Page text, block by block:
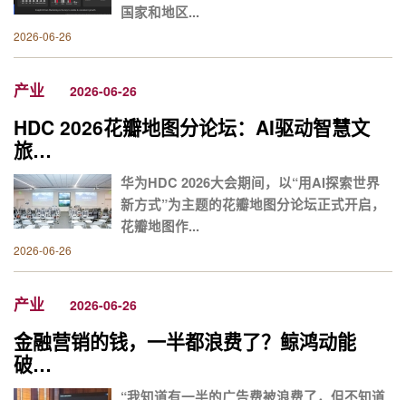
国家和地区...
2026-06-26
产业 2026-06-26
HDC 2026花瓣地图分论坛：AI驱动智慧文
旅…
华为HDC 2026大会期间，以“用AI探索世界
新方式”为主题的花瓣地图分论坛正式开启，
花瓣地图作...
2026-06-26
产业 2026-06-26
金融营销的钱，一半都浪费了？鲸鸿动能
破…
“我知道有一半的广告费被浪费了，但不知道